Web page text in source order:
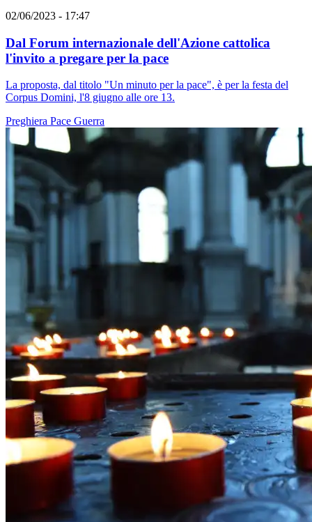
02/06/2023 - 17:47
Dal Forum internazionale dell'Azione cattolica
l'invito a pregare per la pace
La proposta, dal titolo "Un minuto per la pace", è per la festa del
Corpus Domini, l'8 giugno alle ore 13.
Preghiera Pace Guerra